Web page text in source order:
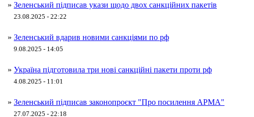
» Зеленський підписав укази щодо двох санкційних пакетів
23.08.2025 - 22:22
» Зеленський вдарив новими санкціями по рф
9.08.2025 - 14:05
» Україна підготовила три нові санкційні пакети проти рф
4.08.2025 - 11:01
» Зеленський підписав законопроєкт "Про посилення АРМА"
27.07.2025 - 22:18